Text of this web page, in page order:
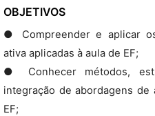
OBJETIVOS
● Compreender e aplicar
ativa aplicadas à aula de EF;
● Conhecer métodos,
integração de abordagens de
EF;